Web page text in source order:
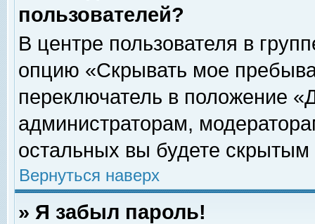
пользователей?
В центре пользователя в
опцию «Скрывать мое
переключатель в положение
администраторам,
остальных вы будете скрытым
Вернуться наверх
» Я забыл пароль!